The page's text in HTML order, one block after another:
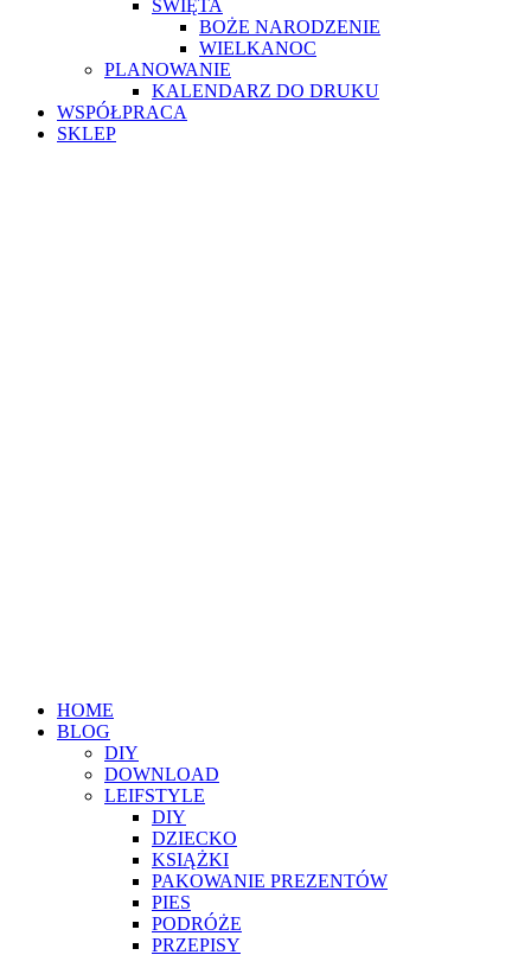
ŚWIĘTA
BOŻE NARODZENIE
WIELKANOC
PLANOWANIE
KALENDARZ DO DRUKU
WSPÓŁPRACA
SKLEP
HOME
BLOG
DIY
DOWNLOAD
LEIFSTYLE
DIY
DZIECKO
KSIĄŻKI
PAKOWANIE PREZENTÓW
PIES
PODRÓŻE
PRZEPISY